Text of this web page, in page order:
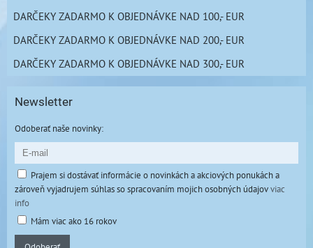
DARČEKY ZADARMO K OBJEDNÁVKE NAD 100,- EUR
DARČEKY ZADARMO K OBJEDNÁVKE NAD 200,- EUR
DARČEKY ZADARMO K OBJEDNÁVKE NAD 300,- EUR
Newsletter
Odoberať naše novinky:
Prajem si dostávať informácie o novinkách a akciových ponukách a
zároveň vyjadrujem súhlas so spracovaním mojich osobných údajovviac
info
Mám viac ako 16 rokov